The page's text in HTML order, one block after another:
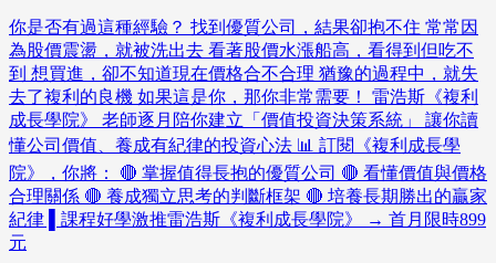
你是否有過這種經驗？ 找到優質公司，結果卻抱不住 常常因
為股價震盪，就被洗出去 看著股價水漲船高，看得到但吃不
到 想買進，卻不知道現在價格合不合理 猶豫的過程中，就失
去了複利的良機 如果這是你，那你非常需要！ 雷浩斯《複利
成長學院》 老師逐月陪你建立「價值投資決策系統」 讓你讀
懂公司價值、養成有紀律的投資心法 📊 訂閱《複利成長學
院》，你將： 🔴 掌握值得長抱的優質公司 🔴 看懂價值與價格
合理關係 🔴 養成獨立思考的判斷框架 🔴 培養長期勝出的贏家
紀律 ▌課程好學激推雷浩斯《複利成長學院》 → 首月限時899
元